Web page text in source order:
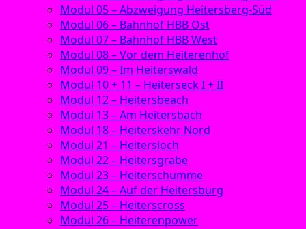
Modul 05 – Abzweigung Heitersberg-Süd
Modul 06 – Bahnhof HBB Ost
Modul 07 – Bahnhof HBB West
Modul 08 – Vor dem Heiterenhof
Modul 09 – Im Heiterswald
Modul 10 + 11 – Heiterseck I + II
Modul 12 – Heitersbeach
Modul 13 – Am Heitersbach
Modul 18 – Heiterskehr Nord
Modul 21 – Heitersloch
Modul 22 – Heitersgrabe
Modul 23 – Heiterschumme
Modul 24 – Auf der Heitersburg
Modul 25 – Heiterscross
Modul 26 – Heiterenpower